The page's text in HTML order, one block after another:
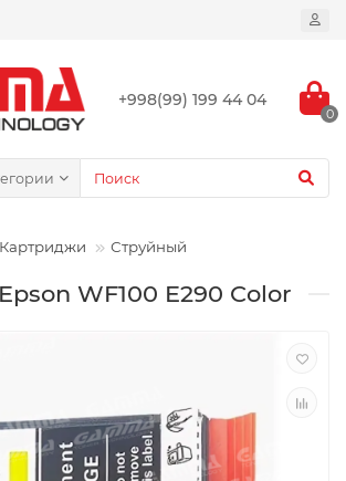
+998(99) 199 44 04
0
Картриджи Струйный
WF100 E290 Color